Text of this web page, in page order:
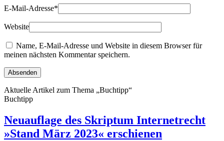
E-Mail-Adresse*
Website
Name, E-Mail-Adresse und Website in diesem Browser für
meinen nächsten Kommentar speichern.
Aktuelle Artikel zum Thema „Buchtipp“
Buchtipp
Neuauflage des Skriptum Internetrecht
»Stand März 2023« erschienen